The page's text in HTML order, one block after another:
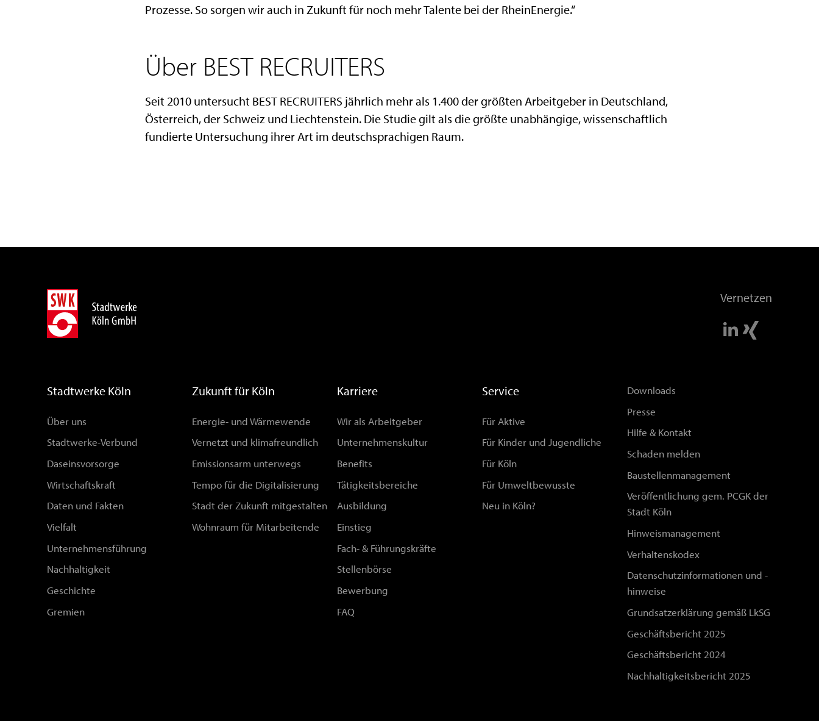
Prozesse. So sorgen wir auch in Zukunft für noch mehr Talente bei der RheinEnergie.“
Über BEST RECRUITERS
Seit 2010 untersucht BEST RECRUITERS jährlich mehr als 1.400 der größten Arbeitgeber in Deutschland,
Österreich, der Schweiz und Liechtenstein. Die Studie gilt als die größte unabhängige, wissenschaftlich
fundierte Untersuchung ihrer Art im deutschsprachigen Raum.
Vernetzen
Stadtwerke Köln
Über uns
Stadtwerke-Verbund
Daseinsvorsorge
Wirtschaftskraft
Daten und Fakten
Vielfalt
Unternehmensführung
Nachhaltigkeit
Geschichte
Gremien
Zukunft für Köln
Energie- und Wärmewende
Vernetzt und klimafreundlich
Emissionsarm unterwegs
Tempo für die Digitalisierung
Stadt der Zukunft mitgestalten
Wohnraum für Mitarbeitende
Karriere
Wir als Arbeitgeber
Unternehmenskultur
Benefits
Tätigkeitsbereiche
Ausbildung
Einstieg
Fach- & Führungskräfte
Stellenbörse
Bewerbung
FAQ
Service
Für Aktive
Für Kinder und Jugendliche
Für Köln
Für Umweltbewusste
Neu in Köln?
Downloads
Presse
Hilfe & Kontakt
Schaden melden
Baustellenmanagement
Veröffentlichung gem. PCGK der
Stadt Köln
Hinweismanagement
Verhaltenskodex
Datenschutzinformationen und -
hinweise
Grundsatzerklärung gemäß LkSG
Geschäftsbericht 2025
Geschäftsbericht 2024
Nachhaltigkeitsbericht 2025